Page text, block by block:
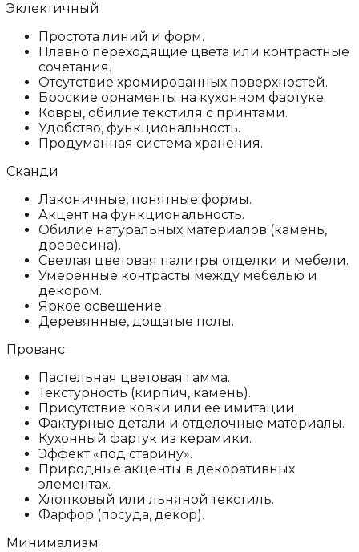
Эклектичный
Простота линий и форм.
Плавно переходящие цвета или контрастные
сочетания.
Отсутствие хромированных поверхностей.
Броские орнаменты на кухонном фартуке.
Ковры, обилие текстиля с принтами.
Удобство, функциональность.
Продуманная система хранения.
Сканди
Лаконичные, понятные формы.
Акцент на функциональность.
Обилие натуральных материалов (камень,
древесина).
Светлая цветовая палитры отделки и мебели.
Умеренные контрасты между мебелью и
декором.
Яркое освещение.
Деревянные, дощатые полы.
Прованс
Пастельная цветовая гамма.
Текстурность (кирпич, камень).
Присутствие ковки или ее имитации.
Фактурные детали и отделочные материалы.
Кухонный фартук из керамики.
Эффект «под старину».
Природные акценты в декоративных
элементах.
Хлопковый или льняной текстиль.
Фарфор (посуда, декор).
Минимализм